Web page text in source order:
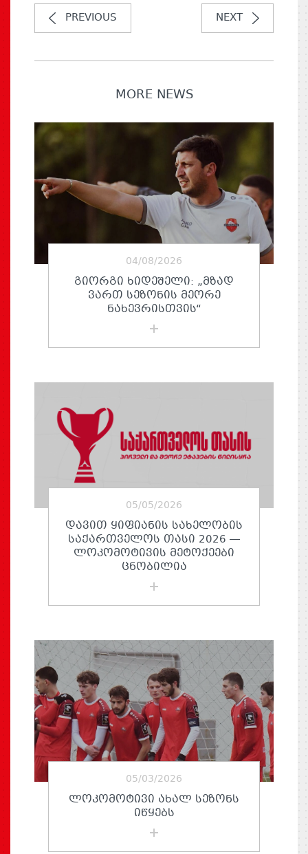
PREVIOUS NEXT
MORE NEWS
04/08/2026
ᲒᲘᲝᲠᲒᲘ ᲮᲘᲓᲔᲨᲔᲚᲘ: „ᲛᲖᲐᲓ
ᲕᲐᲠᲗ ᲡᲔᲖᲝᲜᲘᲡ ᲛᲔᲝᲠᲔ
ᲜᲐᲮᲔᲕᲠᲘᲡᲗᲕᲘᲡ“
05/05/2026
ᲓᲐᲕᲘᲗ ᲧᲘᲤᲘᲐᲜᲘᲡ ᲡᲐᲮᲔᲚᲝᲑᲘᲡ
ᲡᲐᲥᲐᲠᲗᲕᲔᲚᲝᲡ ᲗᲐᲡᲘ 2026 —
ᲚᲝᲙᲝᲛᲝᲢᲘᲕᲘᲡ ᲛᲔᲢᲝᲥᲔᲔᲑᲘ
ᲪᲜᲝᲑᲘᲚᲘᲐ
05/03/2026
ᲚᲝᲙᲝᲛᲝᲢᲘᲕᲘ ᲐᲮᲐᲚ ᲡᲔᲖᲝᲜᲡ
ᲘᲬᲧᲔᲑᲡ